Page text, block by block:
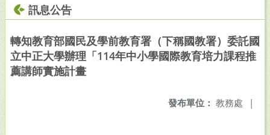
訊息公告
轉知教育部國民及學前教育署（下稱國教署）委託國
立中正大學辦理「114年中小學國際教育培力課程推
薦講師實施計畫
發布單位： 教務處 |